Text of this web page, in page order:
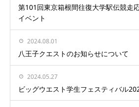
第101回東京箱根間往復大学駅伝競走
イベント
2024.08.01
八王子クエストのお知らせについて
2024.05.27
ビッグウエスト学生フェスティバル